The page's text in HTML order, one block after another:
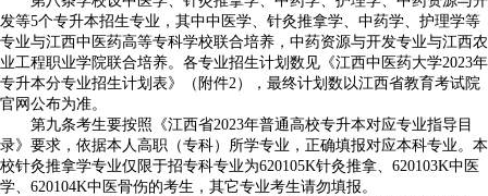
发等5个专升本招生专业，其中中医学、针灸推拿学、中药学、护理学等
专业与江西中医药高等专科学校联合培养，中药资源与开发专业与江西农
业工程职业学院联合培养。各专业招生计划数见《江西中医药大学2023年
专升本分专业招生计划表》（附件2），最终计划数以江西省教育考试院
官网公布为准。
第九条考生要按照《江西省2023年普通高校专升本对应专业指导目
录》要求，依据本人高职（专科）所学专业，正确填报对应本科专业。本
校针灸推拿学专业仅限于招专科专业为620105K针灸推拿、620103K中医
学、620104K中医骨伤的考生，其它专业考生请勿填报。